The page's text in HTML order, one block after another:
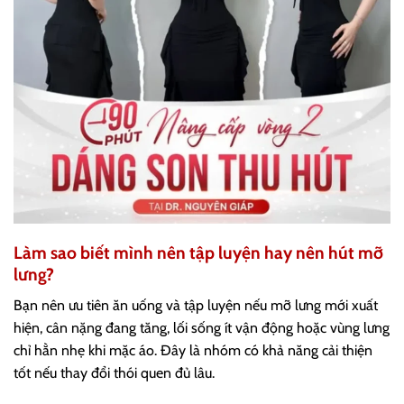
Làm sao biết mình nên tập luyện hay nên hút mỡ
lưng?
Bạn nên ưu tiên ăn uống và tập luyện nếu mỡ lưng mới xuất
hiện, cân nặng đang tăng, lối sống ít vận động hoặc vùng lưng
chỉ hằn nhẹ khi mặc áo. Đây là nhóm có khả năng cải thiện
tốt nếu thay đổi thói quen đủ lâu.